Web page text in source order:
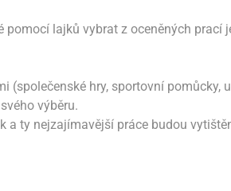
lajků vybrat z oceněných
hry, sportovní
výběru.
ty nejzajímavější práce budou